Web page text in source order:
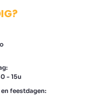
- 15u
feestdagen: